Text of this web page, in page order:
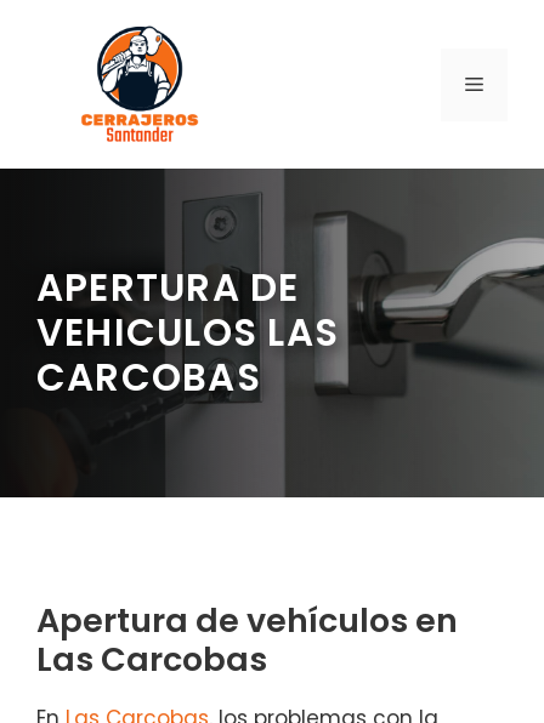
contenido
MENÚ
APERTURA DE
VEHICULOS LAS
CARCOBAS
Apertura de vehículos en
Las Carcobas